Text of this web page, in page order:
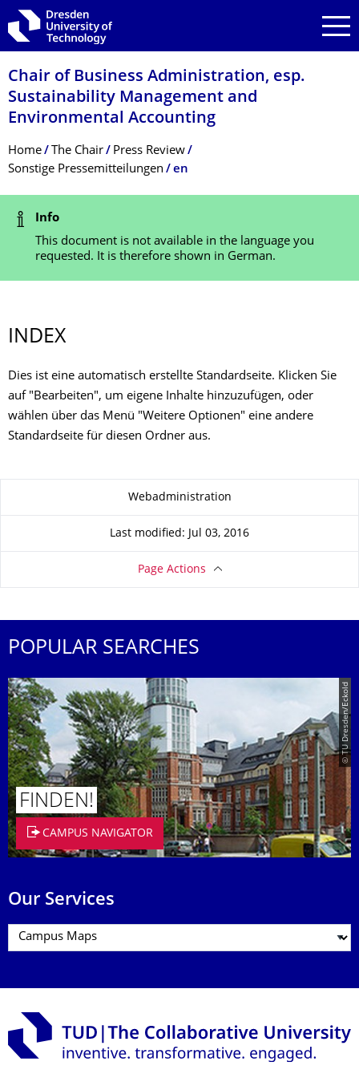
Skip to main navigation
Skip to search
Skip to content
Chair of Business Administration, esp.
Sustainability Management and
Environmental Accounting
Breadcrumb Menu
Home The Chair
Press Review
Sonstige Pressemitteilungen
en
Status Message
Info
This document is not available in the language you
requested. It is therefore shown in German.
INDEX
Dies ist eine automatisch erstellte Standardseite. Klicken Sie
auf "Bearbeiten", um eigene Inhalte hinzuzufügen, oder
wählen über das Menü "Weitere Optionen" eine andere
Standardseite für diesen Ordner aus.
About this pageWebadministration
Last modified: Jul 03, 2016
Page Actions
POPULAR SEARCHES
© TU Dresden/Eckold
FINDEN!
CAMPUS NAVIGATOR
Our Services